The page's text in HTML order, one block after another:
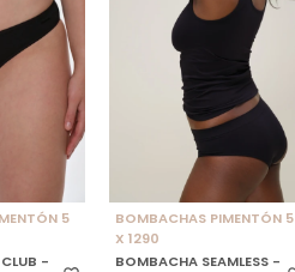
5
-
SELECCIONAR TALLE
BOMBACHAS PIMENTÓN 5
X 1290
BOMBACHA SEAMLESS -